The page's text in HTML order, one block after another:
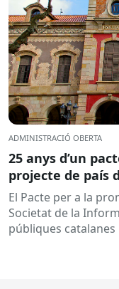
ADMINISTRACIÓ OBERTA
25 anys d’un
projecte de país
El Pacte per a la
Societat de la
públiques catalanes